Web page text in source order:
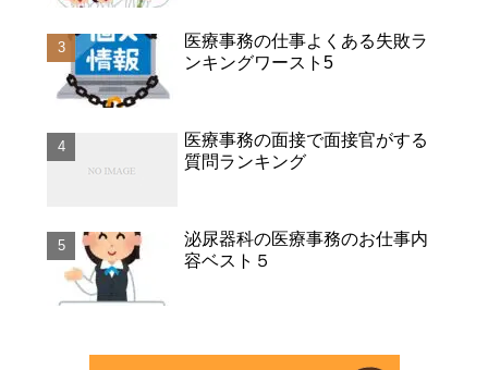
医療事務の仕事よくある失敗ラ
ンキングワースト5
医療事務の面接で面接官がする
質問ランキング
泌尿器科の医療事務のお仕事内
容ベスト５